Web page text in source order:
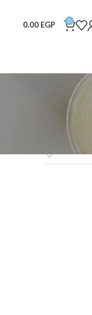
0
0.00 EGP